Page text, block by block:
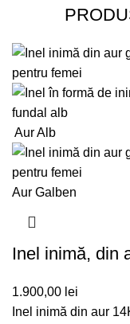
Aur Alb
Aur Galben
Inel inimă, din
1.900,00 lei
Inel inimă din aur